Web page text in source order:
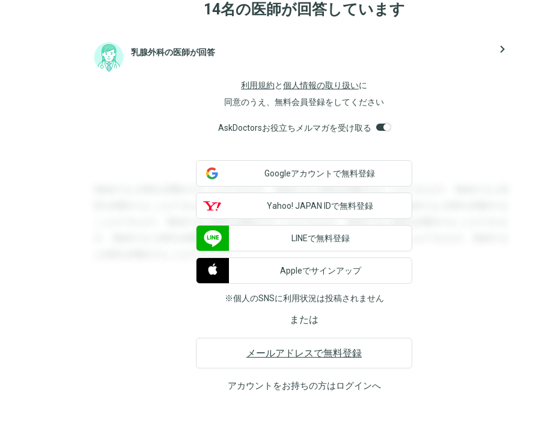
14名の医師が回答しています
乳腺外科の医師が回答 navigate_next
利用規約と個人情報の取り扱いに
同意のうえ、無料会員登録をしてください
AskDoctorsお役立ちメルマガを受け取る
登録すると回答を閲覧することができます。登録すると回答を閲覧することができます。登録すると回
答を閲覧することができます。登録すると回答を閲覧することができます。登録すると回答を閲覧する
ことができます。登録すると回答を閲覧することができます。登録すると回答を閲覧することができま
す。登録すると回答を閲覧することができます。登録すると回答を閲覧することができます。登録する
と回答を閲覧することができます。
Googleアカウントで無料登録
Yahoo! JAPAN IDで無料登録
LINEで無料登録
Appleでサインアップ
※個人のSNSに利用状況は投稿されません
または
メールアドレスで無料登録
アカウントをお持ちの方はログインへ